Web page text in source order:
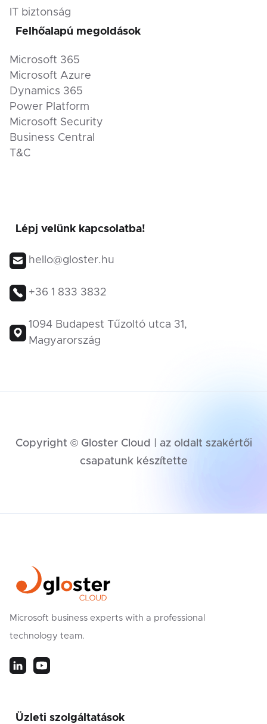
IT biztonság
Felhőalapú megoldások
Microsoft 365
Microsoft Azure
Dynamics 365
Power Platform
Microsoft Security
Business Central
T&C
Lépj velünk kapcsolatba!
hello@gloster.hu
+36 1 833 3832
1094 Budapest Tűzoltó utca 31,
Magyarország
Copyright © Gloster Cloud | az oldalt szakértői
csapatunk készítette
Microsoft business experts with a professional
technology team.
Üzleti szolgáltatások